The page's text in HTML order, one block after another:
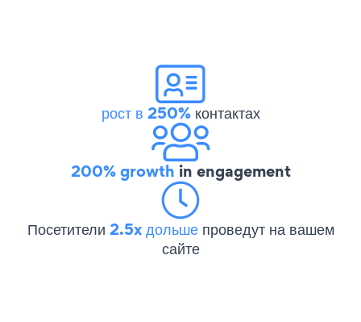
рост в 250%контактах
200% growth in engagement
Посетители 2.5x дольше проведут на вашем
сайте